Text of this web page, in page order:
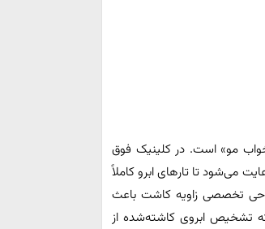
مو» است. در کلینیک فوق
می‌شود تا تارهای ابرو کاملاً
تخصصی زاویه کاشت باعث
تشخیص ابروی کاشته‌شده از